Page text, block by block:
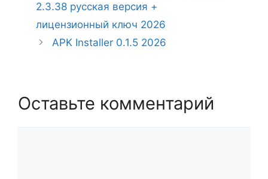
2.3.38 русская версия +
лицензионный ключ 2026
APK Installer 0.1.5 2026
Оставьте комментарий